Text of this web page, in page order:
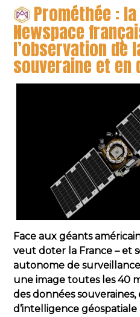
Prométhée :
Newspace
l’observation de
souveraine et en
Face aux géants
veut doter la France – et
autonome de
une image toutes les 40
des données
d’intelligence